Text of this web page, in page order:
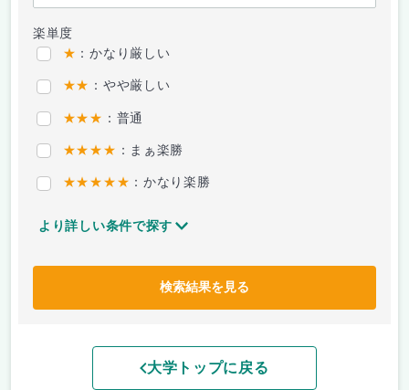
楽単度
★ ：かなり厳しい
★★ ：やや厳しい
★★★ ：普通
★★★★ ：まぁ楽勝
★★★★★ ：かなり楽勝
より詳しい条件で探す
検索結果を見る
大学トップに戻る